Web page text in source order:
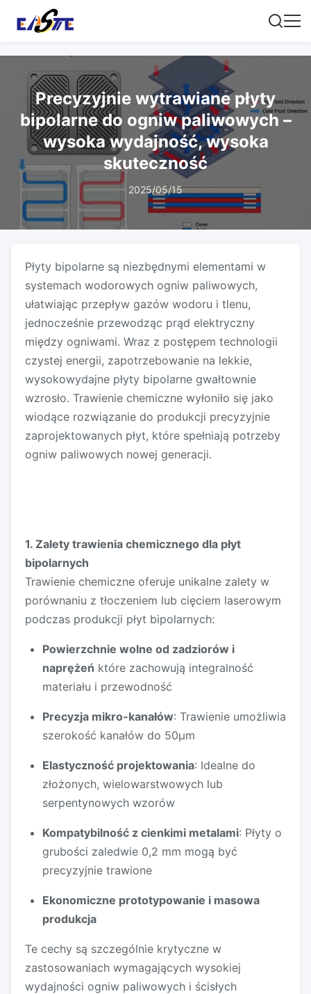
Precyzyjnie wytrawiane płyty
bipolarne do ogniw paliwowych –
wysoka wydajność, wysoka
skuteczność
2025/05/15
Płyty bipolarne są niezbędnymi elementami w
systemach wodorowych ogniw paliwowych,
ułatwiając przepływ gazów wodoru i tlenu,
jednocześnie przewodząc prąd elektryczny
między ogniwami. Wraz z postępem technologii
czystej energii, zapotrzebowanie na lekkie,
wysokowydajne płyty bipolarne gwałtownie
wzrosło. Trawienie chemiczne wyłoniło się jako
wiodące rozwiązanie do produkcji precyzyjnie
zaprojektowanych płyt, które spełniają potrzeby
ogniw paliwowych nowej generacji.
1. Zalety trawienia chemicznego dla płyt
bipolarnych
Trawienie chemiczne oferuje unikalne zalety w
porównaniu z tłoczeniem lub cięciem laserowym
podczas produkcji płyt bipolarnych:
Powierzchnie wolne od zadziorów i
naprężeń które zachowują integralność
materiału i przewodność
Precyzja mikro-kanałów: Trawienie umożliwia
szerokość kanałów do 50µm
Elastyczność projektowania: Idealne do
złożonych, wielowarstwowych lub
serpentynowych wzorów
Kompatybilność z cienkimi metalami: Płyty o
grubości zaledwie 0,2 mm mogą być
precyzyjnie trawione
Ekonomiczne prototypowanie i masowa
produkcja
Te cechy są szczególnie krytyczne w
zastosowaniach wymagających wysokiej
wydajności ogniw paliwowych i ścisłych